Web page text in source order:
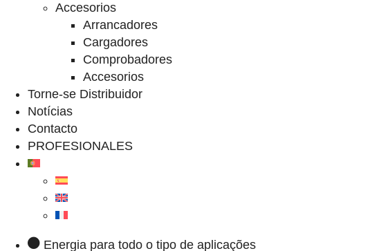
Accesorios
Arrancadores
Cargadores
Comprobadores
Accesorios
Torne-se Distribuidor
Notícias
Contacto
PROFESIONALES
Energia para todo o tipo de aplicações